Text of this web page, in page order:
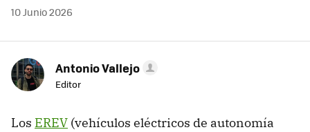
10 Junio 2026
Antonio Vallejo
Editor
Los EREV (vehículos eléctricos de autonomía